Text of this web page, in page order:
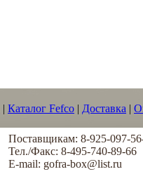
| Каталог Fefco | Доставка |
Поставщикам: 8-925-097-
Тел./Факс: 8-495-740-89-66
E-mail: gofra-box@list.ru